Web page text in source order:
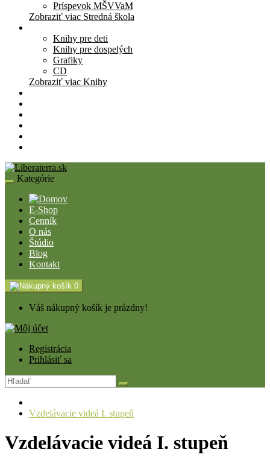
Príspevok MŠVVaM
Zobraziť viac Stredná škola
Knihy pre deti
Knihy pre dospelých
Grafiky
CD
Zobraziť viac Knihy
Kategórie
E-Shop
Cenník
O nás
Štúdio
Blog
Kontakt
0
Váš nákupný košík je prázdny!
Registrácia
Prihlásiť sa
Vzdelávacie videá I. stupeň
Vzdelávacie videá I. stupeň